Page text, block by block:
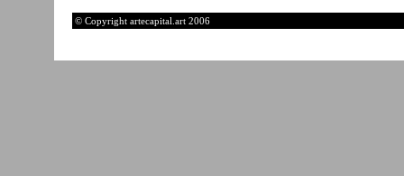
© Copyright artecapital.art 2006